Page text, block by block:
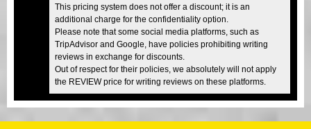
This pricing system does not offer a discount; it is an
additional charge for the confidentiality option.
Please note that some social media platforms, such as
TripAdvisor and Google, have policies prohibiting writing
reviews in exchange for discounts.
Out of respect for their policies, we absolutely will not apply
the REVIEW price for writing reviews on these platforms.